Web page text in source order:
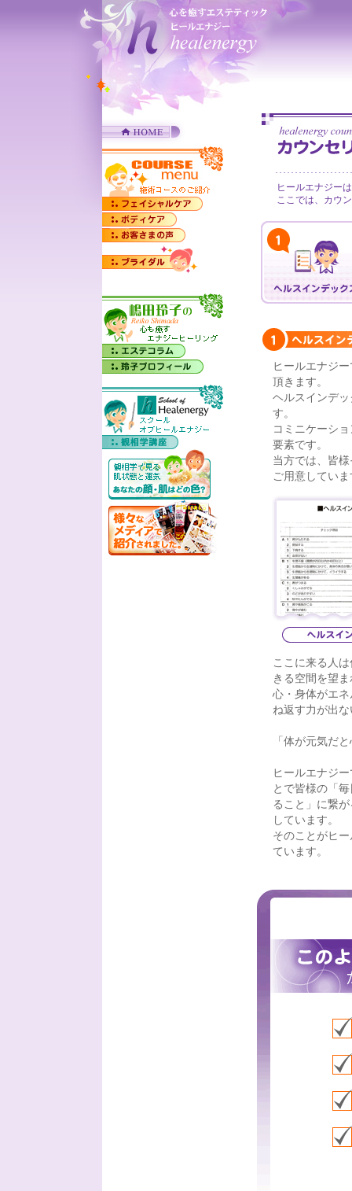
ヒールエナジー
ここでは、カウ
ヒールエナジ
頂きます。
ヘルスインデ
す。
コミニケーシ
要素です。
当方では、皆
ご用意してい
ここに来る人
きる空間を望
心・身体がエ
ね返す力が出
「体が元気だ
ヒールエナジ
とで皆様の「
ること」に繋
しています。
そのことがヒ
ています。